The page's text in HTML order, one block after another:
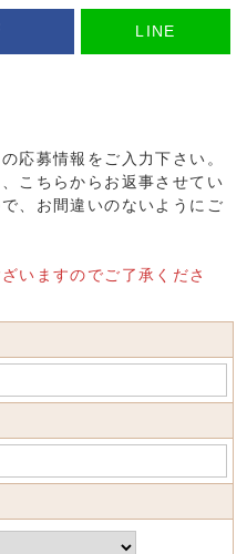
LINE
応募情報をご入力下さい。
こちらからお返事させてい
、お間違いのないようにご
いますのでご了承くださ